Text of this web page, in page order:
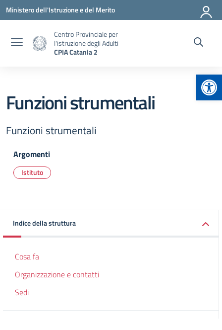
Vai ai contenuti
Vai al menu di navigazione
Vai al footer
Ministero dell'Istruzione e del Merito
Centro Provinciale per
l'istruzione degli Adulti
CPIA Catania 2
Funzioni strumentali
Funzioni strumentali
Argomenti
Istituto
Indice della struttura
Cosa fa
Organizzazione e contatti
Sedi